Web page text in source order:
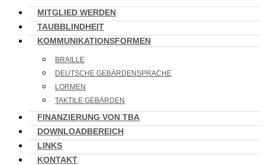
MITGLIED WERDEN
TAUBBLINDHEIT
KOMMUNIKATIONSFORMEN
BRAILLE
DEUTSCHE GEBÄRDENSPRACHE
LORMEN
TAKTILE GEBÄRDEN
FINANZIERUNG VON TBA
DOWNLOADBEREICH
LINKS
KONTAKT